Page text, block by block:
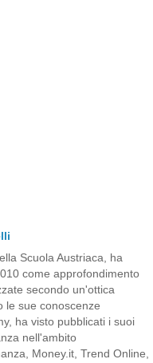
Scuola Austriaca, ha
come approfondimento
secondo un'ottica
le sue conoscenze
ha visto pubblicati i suoi
nell'ambito
Money.it, Trend Online,